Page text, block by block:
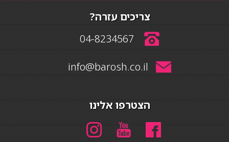
צריכים עזרה?
04-8234567
info@barosh.co.il
הצטרפו אלינו